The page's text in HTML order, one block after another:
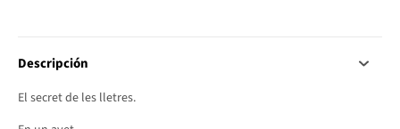
Descripción
El secret de les lletres.